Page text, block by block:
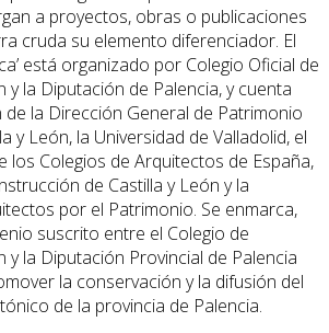
a proyectos, obras o publicaciones
cruda su elemento diferenciador. El
está organizado por Colegio Oficial de
la Diputación de Palencia, y cuenta
la Dirección General de Patrimonio
y León, la Universidad de Valladolid, el
los Colegios de Arquitectos de España,
de Castilla y León y la
por el Patrimonio. Se enmarca,
suscrito entre el Colegio de
la Diputación Provincial de Palencia
la conservación y la difusión del
de la provincia de Palencia.